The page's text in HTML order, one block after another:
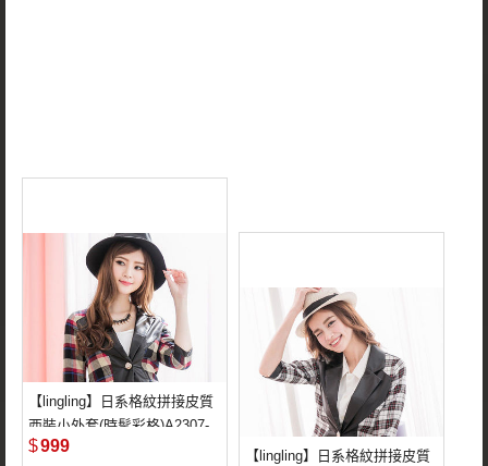
日雜同步流行搶眼
【lingling】日系格紋拼接皮質
西裝小外套(時髦彩格)A2307-
02
$999
【lingling】日系格紋拼接皮質